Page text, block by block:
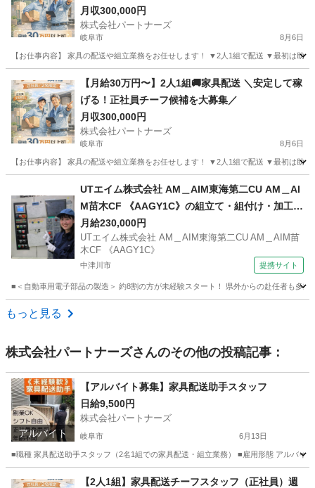
月収300,000円
株式会社パートナーズ
岐阜市 8月6日
【お仕事内容】 家具の配送や組立業務をお任せします！ ▼2人1組で配送 ▼最初は
配送
【月給30万円〜】2人1組🚚家具配送 ＼安定して稼
げる！正社員チーフ候補を大募集／
月収300,000円
株式会社パートナーズ
岐阜市 8月6日
【お仕事内容】 家具の配送や組立業務をお任せします！ ▼2人1組で配送 ▼最初は
未経験
UTエイム株式会社 AM＿AIM東海第二CU AM＿AI
M苗木CF 《AAGY1C》の組立て・組付け・加工・
マシン操作・検査・部品運搬 【即日勤務OK】
月給230,000円
UTエイム株式会社 AM＿AIM東海第二CU AM＿AIM苗
木CF 《AAGY1C》
中津川市 提携サイト
■＜自動車用電子部品の製造＞ 約8割の方が未経験スタート！ 県外からの赴任者も多
岐阜 中津川市
もっと見る
株式会社パートナーズさんのその他の投稿記事：
アルバイト
【アルバイト募集】家具配送助手スタッフ
日給9,500円
株式会社パートナーズ
岐阜市 6月13日
■職種 家具配送助手スタッフ（2名1組での家具配送・組立業務） ■雇用形態 アルバ
配送 岐阜 岐阜市 スタッフ
【2人1組】家具配送チーフスタッフ（正社員）週